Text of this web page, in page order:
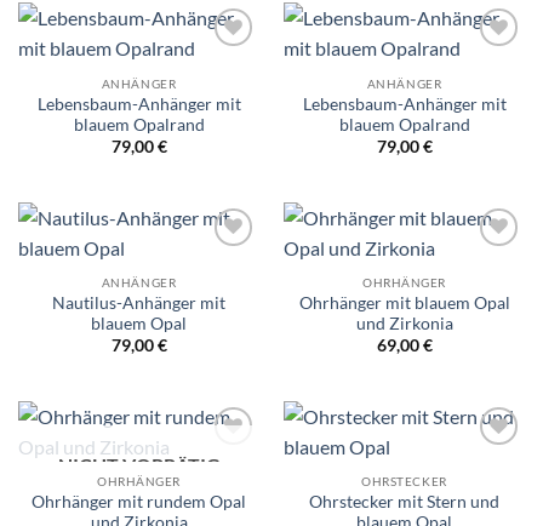
Wunschliste
ANHÄNGER
Lebensbaum-Anhänger mit
blauem Opalrand
79,00€
Wunschliste
ANHÄNGER
Lebensbaum-Anhänger mit
blauem Opalrand
79,00€
ANHÄNGER
Nautilus-Anhänger mit
blauem Opal
79,00€
OHRHÄNGER
Ohrhänger mit blauem Opal
und Zirkonia
69,00€
Wunschliste
NICHT VORRÄTIG
OHRHÄNGER
Ohrhänger mit rundem Opal
OHRSTECKER
Ohrstecker mit Stern und